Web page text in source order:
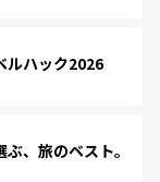
ハック2026
、旅のベスト。